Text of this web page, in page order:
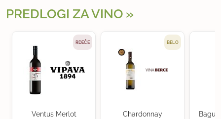
PREDLOGI ZA VINO
RDEČE
Ventus Merlot
BELO
Chardonnay